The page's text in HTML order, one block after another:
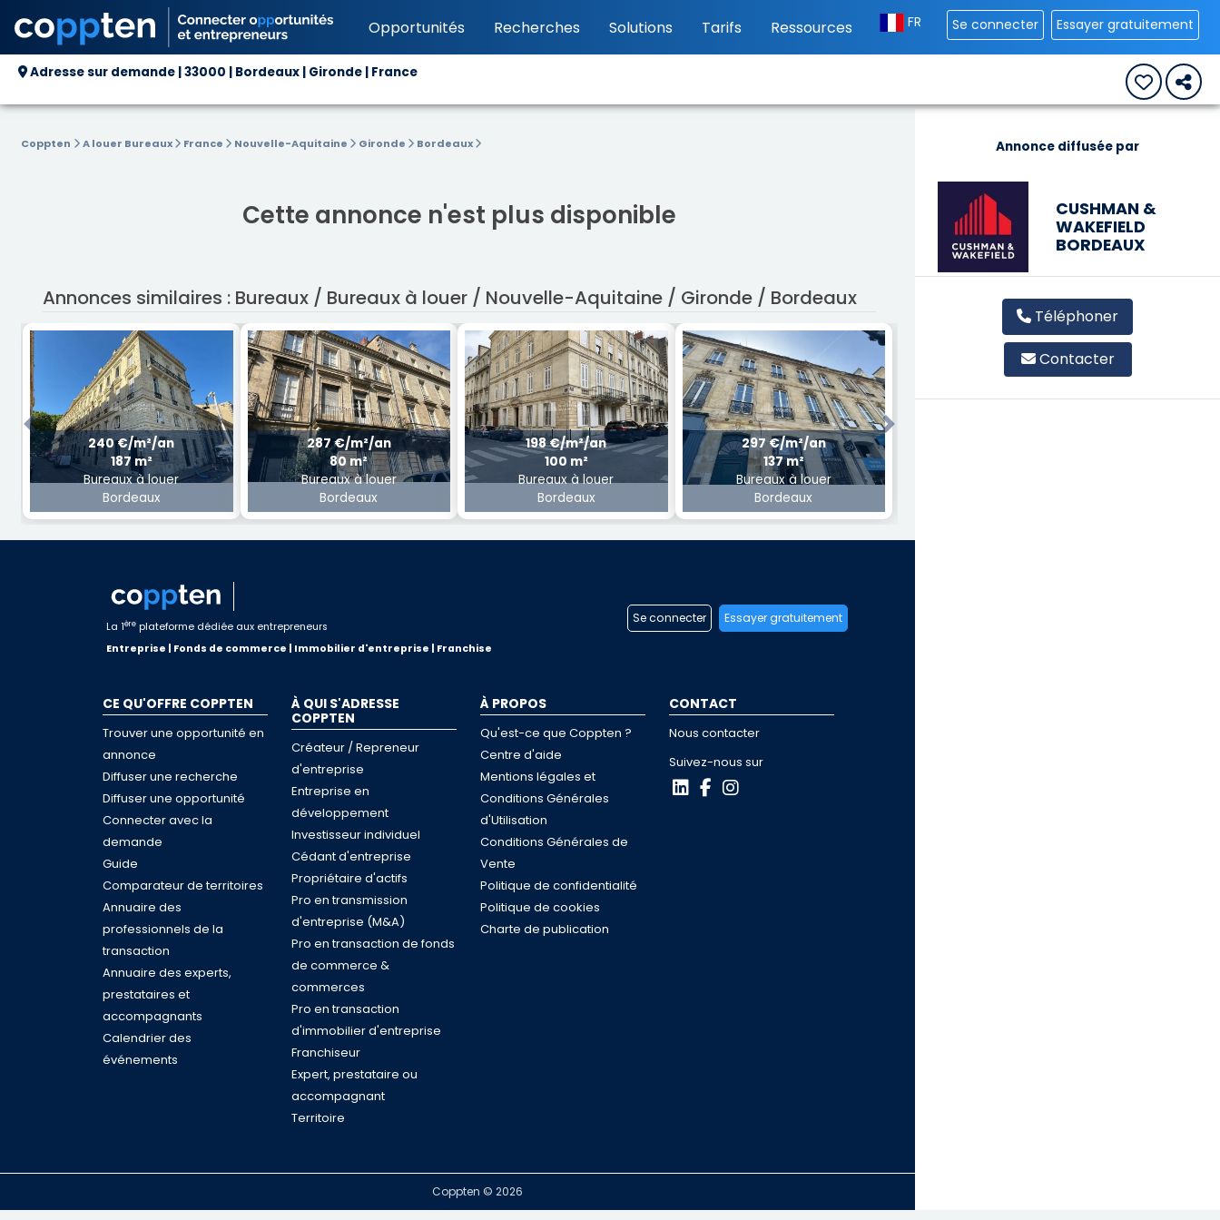
Opportunités Recherches Solutions Tarifs Ressources FR Se connecter Essayer gratuitement
Adresse sur demande | 33000 | Bordeaux | Gironde | France
Coppten A louer Bureaux France Nouvelle-Aquitaine Gironde Bordeaux
Cette annonce n'est plus disponible
Annonces similaires : Bureaux / Bureaux à louer / Nouvelle-Aquitaine / Gironde / Bordeaux
240 €/m²/an
187 m²
Bureaux à louer
Bordeaux
287 €/m²/an
80 m²
Bureaux à louer
Bordeaux
198 €/m²/an
100 m²
Bureaux à louer
Bordeaux
297 €/m²/an
137 m²
Bureaux à louer
Bordeaux
Previous Next
Annonce diffusée par
CUSHMAN &
WAKEFIELD
BORDEAUX
Téléphoner
Contacter
La 1ère plateforme dédiée aux entrepreneurs
Entreprise | Fonds de commerce | Immobilier d'entreprise | Franchise
Se connecter Essayer gratuitement
CE QU'OFFRE COPPTEN
Trouver une opportunité en
annonce
Diffuser une recherche
Diffuser une opportunité
Connecter avec la
demande
Guide
Comparateur de territoires
Annuaire des
professionnels de la
transaction
Annuaire des experts,
prestataires et
accompagnants
Calendrier des
événements
À QUI S'ADRESSE
COPPTEN
Créateur / Repreneur
d'entreprise
Entreprise en
développement
Investisseur individuel
Cédant d'entreprise
Propriétaire d'actifs
Pro en transmission
d'entreprise (M&A)
Pro en transaction de fonds
de commerce &
commerces
Pro en transaction
d'immobilier d'entreprise
Franchiseur
Expert, prestataire ou
accompagnant
Territoire
À PROPOS
Qu'est-ce que Coppten ?
Centre d'aide
Mentions légales et
Conditions Générales
d'Utilisation
Conditions Générales de
Vente
Politique de confidentialité
Politique de cookies
Charte de publication
CONTACT
Nous contacter
Suivez-nous sur
Coppten © 2026